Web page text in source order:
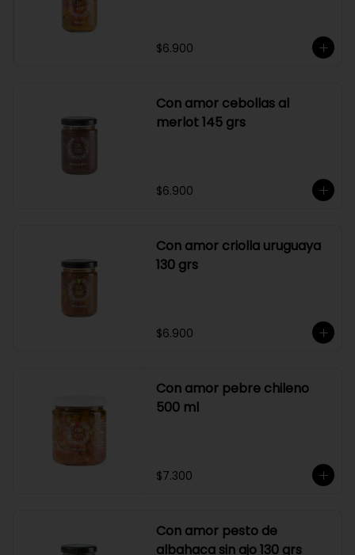
$6.900
Con amor cebollas al
merlot 145 grs
$6.900
Con amor criolla uruguaya
130 grs
$6.900
Con amor pebre chileno
500 ml
$7.300
Con amor pesto de
albahaca sin ajo 130 grs